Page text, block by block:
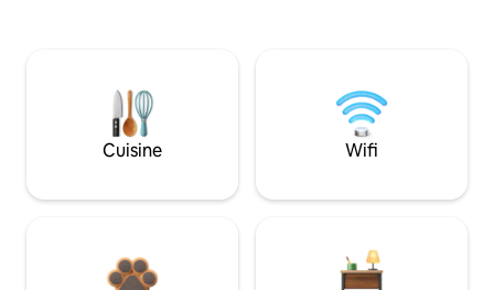
Cuisine Wifi